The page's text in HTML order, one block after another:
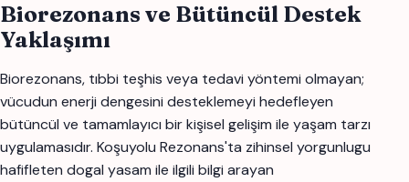
Biorezonans ve Bütüncül Destek
Yaklaşımı
Biorezonans, tıbbi teşhis veya tedavi yöntemi olmayan;
vücudun enerji dengesini desteklemeyi hedefleyen
bütüncül ve tamamlayıcı bir kişisel gelişim ile yaşam tarzı
uygulamasıdır. Koşuyolu Rezonans'ta zihinsel yorgunlugu
hafifleten dogal yasam ile ilgili bilgi arayan